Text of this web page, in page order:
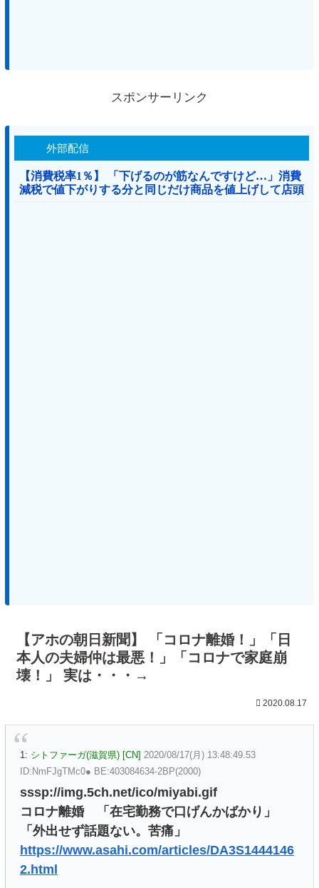
スポンサーリンク
外部配信
【消費税率1％】 「下げるのが筋なんですけど…」消費
減税で値下がりする分と同じだけ商品を値上げして店頭
価格を変えない店も
【アホの朝日新聞】 「コロナ離婚！」「日
本人の夫婦仲は最悪！」「コロナで家庭崩
壊！」 実は・・・→
2020.08.17
1: シトファーガ(滋賀県) [CN] 2020/08/17(月) 13:48:49.53
ID:NmFJgTMc0● BE:403084634-2BP(2000)
sssp://img.5ch.net/ico/miyabi.gif
コロナ離婚 「在宅勤務で口げんかばかり」
「外出せず話題ない。苦痛」
https://www.asahi.com/articles/DA3S1444146
2.html